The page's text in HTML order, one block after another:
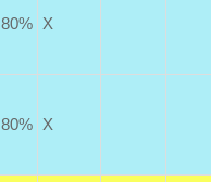
80% X
80% X